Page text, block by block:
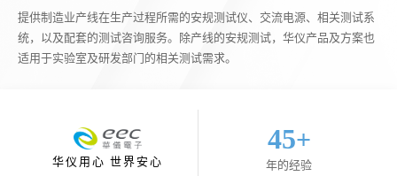
提供制造业产线在生产过程所需的安规测试仪、交流电源、相关测试系
统，以及配套的测试咨询服务。除产线的安规测试，华仪产品及方案也
适用于实验室及研发部门的相关测试需求。
华仪用心 世界安心
45+
年的经验